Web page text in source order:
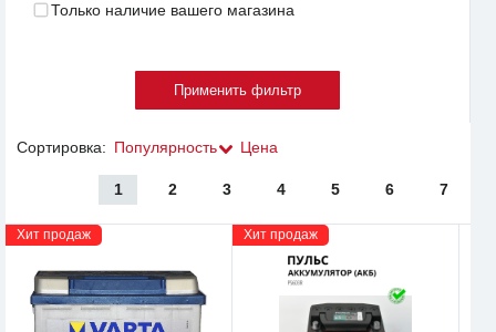
Только наличие вашего магазина
Сортировка: Популярность Цена
1 2 3 4 5 6 7
Хит продаж Хит продаж